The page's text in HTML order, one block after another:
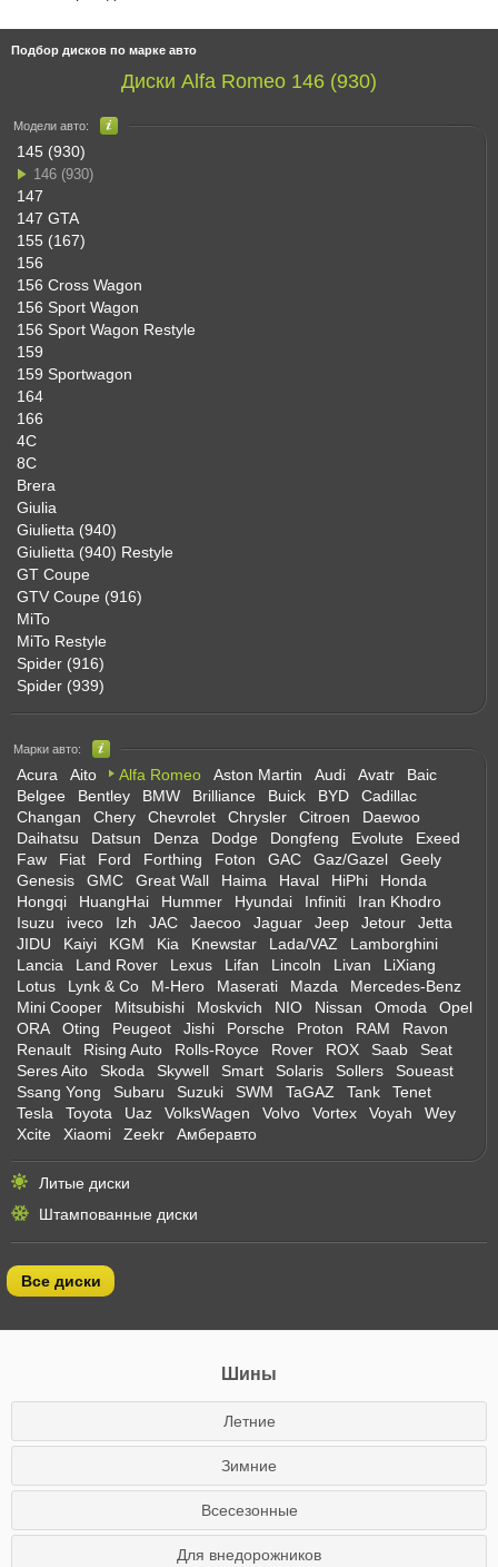
Подбор дисков по марке авто
Диски Alfa Romeo 146 (930)
Модели авто:
145 (930)
146 (930)
147
147 GTA
155 (167)
156
156 Cross Wagon
156 Sport Wagon
156 Sport Wagon Restyle
159
159 Sportwagon
164
166
4C
8C
Brera
Giulia
Giulietta (940)
Giulietta (940) Restyle
GT Coupe
GTV Coupe (916)
MiTo
MiTo Restyle
Spider (916)
Spider (939)
Марки авто:
Acura Aito Alfa Romeo Aston Martin Audi Avatr
Baic
Belgee
Bentley BMW Brilliance Buick BYD
Cadillac
Changan
Chery Chevrolet Chrysler Citroen
Daewoo
Daihatsu
Datsun Denza Dodge Dongfeng Evolute
Exeed
Faw
Fiat Ford Forthing Foton GAC Gaz/Gazel
Geely
Genesis
GMC Great Wall Haima Haval HiPhi
Honda
Hongqi
HuangHai Hummer Hyundai Infiniti
Iran Khodro
Isuzu
iveco Izh JAC Jaecoo Jaguar Jeep Jetour
Jetta
JIDU
Kaiyi KGM Kia Knewstar Lada/VAZ
Lamborghini
Lancia
Land Rover Lexus Lifan Lincoln Livan
LiXiang
Lotus
Lynk & Co M-Hero Maserati Mazda
Mercedes-Benz
Mini Cooper
Mitsubishi Moskvich NIO Nissan Omoda
Opel
ORA
Oting Peugeot Jishi Porsche Proton RAM
Ravon
Renault
Rising Auto Rolls-Royce Rover ROX Saab
Seat
Seres Aito
Skoda Skywell Smart Solaris Sollers
Soueast
Ssang Yong
Subaru Suzuki SWM TaGAZ Tank
Tenet
Tesla
Toyota Uaz VolksWagen Volvo Vortex Voyah
Wey
Xcite
Xiaomi Zeekr Амберавто
Литые диски
Штампованные диски
Все диски
Шины
Летние
Зимние
Всесезонные
Для внедорожников